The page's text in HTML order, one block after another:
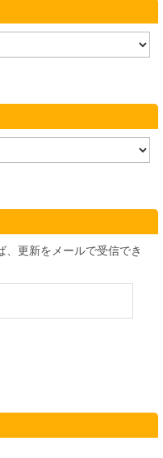
、更新をメールで受信でき